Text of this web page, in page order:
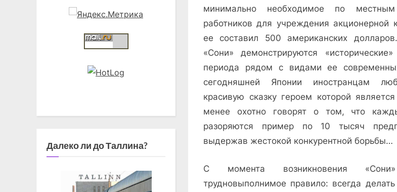
минимально необходимое по
работников для учреждения акционерной
ее составил 500 американских
«Сони» демонстрируются
периода рядом с видами ее
сегодняшней Японии иностранцам
красивую сказку героем которой
менее охотно говорят о том, что
разоряются пример по 10 тысяч
выдержав жестокой конкурентной борьбы…
С момента возникновения «Сони»
трудновыполнимое правило: всегда
Далеко ли до Таллина?